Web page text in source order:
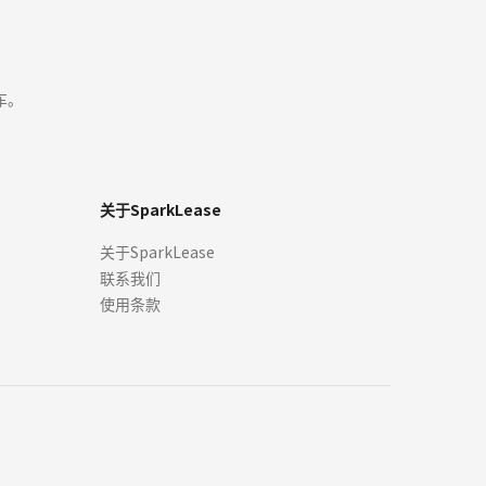
关于SparkLease
关于SparkLease
联系我们
使用条款